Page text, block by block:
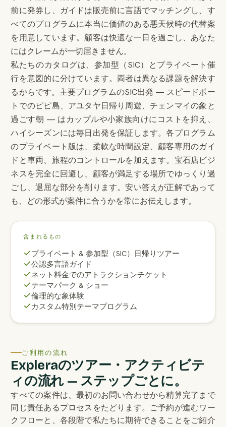
前に発券し、ガイドは販売前に言語でマッチングし、す
べてのプログラムに本当に価値のある悪天候時の代替案
を用意しています。顧客は快適な一日を過ごし、あなた
にはクレームが一切届きません。
私たちのカタログは、参加型（SIC）とプライベート催
行を意図的に分けています。両者は異なる課題を解決す
るからです。主要プログラムのSIC出発 — スピードボー
トでのピピ島、アユタヤ日帰り周遊、チェンマイの象と
過ごす朝 — はカップルや小家族向けにコストを抑え、
ハイシーズンには毎日出発を保証します。各プログラム
のプライベート版は、柔軟な時間設定、顧客専用のガイ
ドと車両、旅程のコントロールを加えます。宝石店ビジ
ネスを完全に回避し、顧客が満足する場所でゆっくり過
ごし、退屈な部分を削ります。安い答えが正解であって
も、どの形式が案件に合うかを常にお伝えします。
含まれるもの
プライベート & 参加型（SIC）日帰りツアー
公認多言語ガイド
ネット料金でのアトラクションチケット
テーマパーク & ショー
倫理的な象体験
カスタム特別テーマプログラム
ご利用の流れ
Expleraのツアー・アクティビテ
ィの流れ — ステップごとに。
すべての案件は、最初のお問い合わせから精算完了まで
同じ責任あるプロセスをたどります。ご予約が進むワー
クフローと、各段階で私たちに期待できることをご紹介